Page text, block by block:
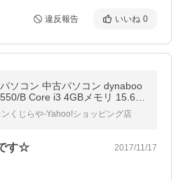
違反報告 いいね 0
ソコン 中古パソコン dynaboo
B Core i3 4GBメモリ 15.6イ
WPS Office 付き
くじらや-Yahoo!ショッピング店
す☆ 2017/11/17